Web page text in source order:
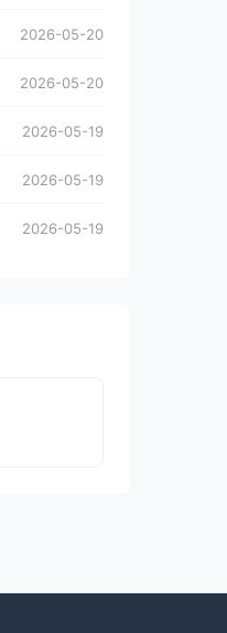
2026-05-20
2026-05-20
2026-05-19
2026-05-19
2026-05-19